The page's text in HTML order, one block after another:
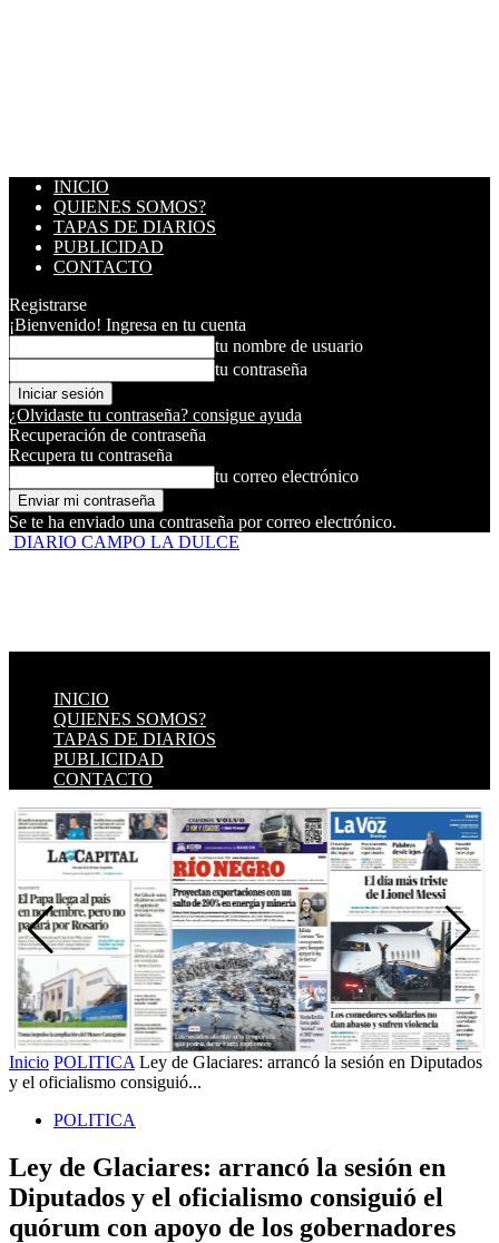
INICIO
QUIENES SOMOS?
TAPAS DE DIARIOS
PUBLICIDAD
CONTACTO
Registrarse
¡Bienvenido! Ingresa en tu cuenta
tu nombre de usuario
tu contraseña
¿Olvidaste tu contraseña? consigue ayuda
Recuperación de contraseña
Recupera tu contraseña
tu correo electrónico
Se te ha enviado una contraseña por correo electrónico.
DIARIO CAMPO LA DULCE
INICIO
QUIENES SOMOS?
TAPAS DE DIARIOS
PUBLICIDAD
CONTACTO
Inicio POLITICA Ley de Glaciares: arrancó la sesión en Diputados
y el oficialismo consiguió...
POLITICA
Ley de Glaciares: arrancó la sesión en
Diputados y el oficialismo consiguió el
quórum con apoyo de los gobernadores